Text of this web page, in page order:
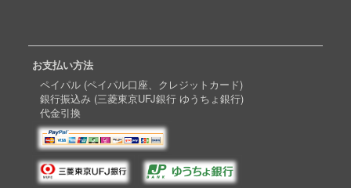
お支払い方法
ペイパル (ペイパル口座、クレジットカード)
銀行振込み (三菱東京UFJ銀行 ゆうちょ銀行)
代金引換